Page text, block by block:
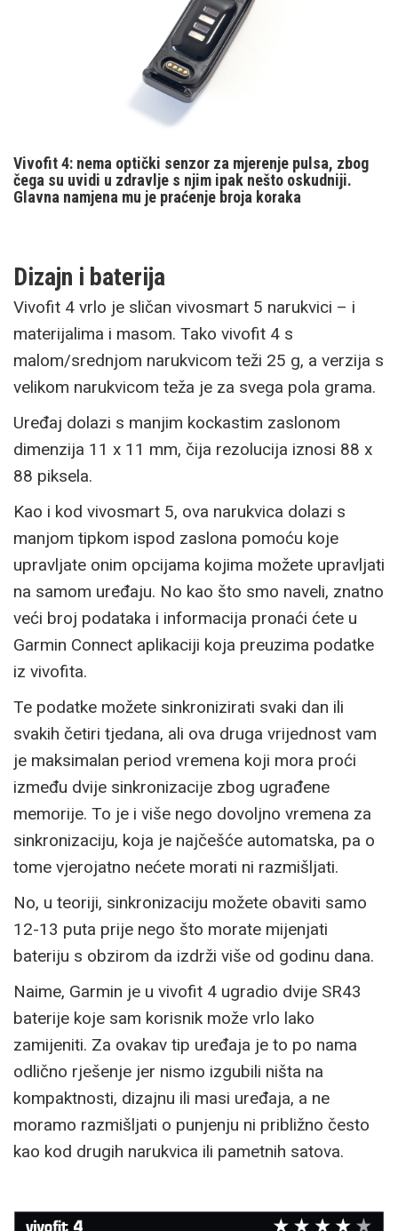
Vivofit 4: nema optički senzor za mjerenje pulsa, zbog
čega su uvidi u zdravlje s njim ipak nešto oskudniji.
Glavna namjena mu je praćenje broja koraka
Dizajn i baterija
Vivofit 4 vrlo je sličan vivosmart 5 narukvici – i
materijalima i masom. Tako vivofit 4 s
malom/srednjom narukvicom teži 25 g, a verzija s
velikom narukvicom teža je za svega pola grama.
Uređaj dolazi s manjim kockastim zaslonom
dimenzija 11 x 11 mm, čija rezolucija iznosi 88 x
88 piksela.
Kao i kod vivosmart 5, ova narukvica dolazi s
manjom tipkom ispod zaslona pomoću koje
upravljate onim opcijama kojima možete upravljati
na samom uređaju. No kao što smo naveli, znatno
veći broj podataka i informacija pronaći ćete u
Garmin Connect aplikaciji koja preuzima podatke
iz vivofita.
Te podatke možete sinkronizirati svaki dan ili
svakih četiri tjedana, ali ova druga vrijednost vam
je maksimalan period vremena koji mora proći
između dvije sinkronizacije zbog ugrađene
memorije. To je i više nego dovoljno vremena za
sinkronizaciju, koja je najčešće automatska, pa o
tome vjerojatno nećete morati ni razmišljati.
No, u teoriji, sinkronizaciju možete obaviti samo
12-13 puta prije nego što morate mijenjati
bateriju s obzirom da izdrži više od godinu dana.
Naime, Garmin je u vivofit 4 ugradio dvije SR43
baterije koje sam korisnik može vrlo lako
zamijeniti. Za ovakav tip uređaja je to po nama
odlično rješenje jer nismo izgubili ništa na
kompaktnosti, dizajnu ili masi uređaja, a ne
moramo razmišljati o punjenju ni približno često
kao kod drugih narukvica ili pametnih satova.